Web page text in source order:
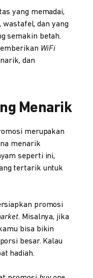
yang memadai,
dan yang
semakin betah.
WiFi
dan
Menarik
merupakan
menarik
seperti ini,
tertarik untuk
promosi
. Misalnya, jika
bisa bikin
besar. Kalau
hadiah.